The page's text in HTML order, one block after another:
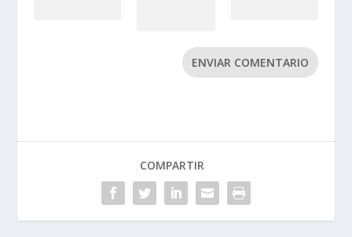
ENVIAR COMENTARIO
COMPARTIR